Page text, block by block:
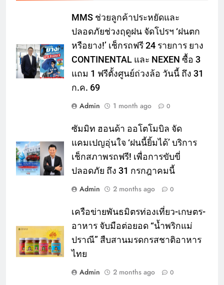
MMS ช่วยลูกค้าประหยัดและ
ปลอดภัยช่วงฤดูฝน จัดโปรฯ ‘ฝนตก
หรือยาง!’ เช็กรถฟรี 24 รายการ ยาง
CONTINENTAL และ NEXEN ซื้อ 3
แถม 1 ฟรีตั้งศูนย์ถ่วงล้อ วันนี้ ถึง 31
ก.ค. 69
Admin
1 month ago 0
ซัมมิท ฮอนด้า ออโตโมบิล จัด
แคมเปญอุ่นใจ ‘ฝนนี้ยิ้มได้’ บริการ
เช็กสภาพรถฟรี! เพื่อการขับขี่
ปลอดภัย ถึง 31 กรกฎาคมนี้
Admin
2 months ago 0
เครือข่ายพันธมิตรท่องเที่ยว-เกษตร-
อาหาร จับมือต่อยอด “น้ำพริกแม่
ปราณี” สืบสานมรดกรสชาติอาหาร
ไทย
Admin
2 months ago 0